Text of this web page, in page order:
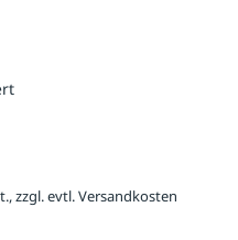
zzgl. evtl. Versandkosten